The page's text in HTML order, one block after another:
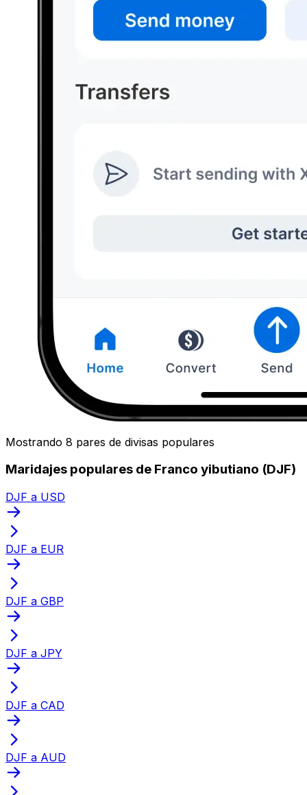
Mostrando 8 pares de divisas populares
Maridajes populares de Franco yibutiano (DJF)
DJF a USD
DJF a EUR
DJF a GBP
DJF a JPY
DJF a CAD
DJF a AUD